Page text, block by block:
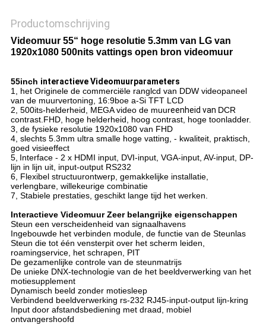
Productomschrijving
Videomuur 55“ hoge resolutie 5.3mm van LG van
1920x1080 500nits vattings open bron videomuur
55inch interactieve Videomuurparameters
1, het Originele de commerciële ranglcd van DDW videopaneel
van de muurvertoning, 16:9boe a-Si TFT LCD
2, 500its-helderheid, MEGAvideo demuureenheid van DCR
contrast.FHD, hoge helderheid, hoog contrast, hoge toonladder.
3, de fysieke resolutie 1920x1080 van FHD
4, slechts 5.3mm ultra smalle hoge vatting, - kwaliteit, praktisch,
goed visieeffect
5, Interface - 2 x HDMI input, DVI-input, VGA-input, AV-input, DP-
lijn in lijn uit, input-output RS232
6, Flexibel structuurontwerp, gemakkelijke installatie,
verlengbare, willekeurige combinatie
7, Stabiele prestaties, geschikt lange tijd het werken.
Interactieve Videomuur Zeer belangrijke eigenschappen
Steun een verscheidenheid van signaalhavens
Ingebouwde het verbinden module, de functie van de Steunlas
Steun die tot één vensterpit over het scherm leiden,
roamingservice, het schrapen, PIT
De gezamenlijke controle van de steunmatrijs
De unieke DNX-technologie van de het beeldverwerking van het
motiesupplement
Dynamisch beeld zonder motiesleep
Verbindend beeldverwerking rs-232 RJ45-input-output lijn-kring
Input door afstandsbediening met draad, mobiel
ontvangershoofd